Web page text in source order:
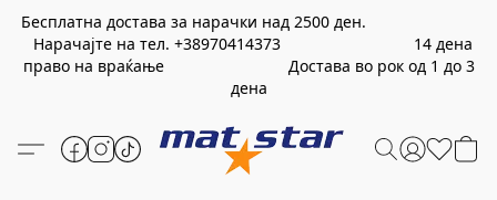
Бесплатна достава за нарачки над 2500 ден.
Нарачајте на тел. +38970414373 14 дена
право на враќање Достава во рок од 1 до 3
дена